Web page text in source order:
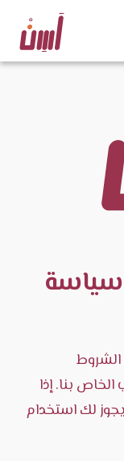
سياسة
بنا. إذا
لك استخدام